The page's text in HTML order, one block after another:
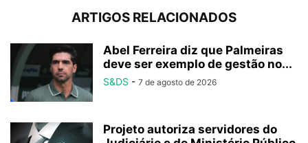
ARTIGOS RELACIONADOS
Abel Ferreira diz que Palmeiras
deve ser exemplo de gestão no...
S&DS - 7 de agosto de 2026
Projeto autoriza servidores do